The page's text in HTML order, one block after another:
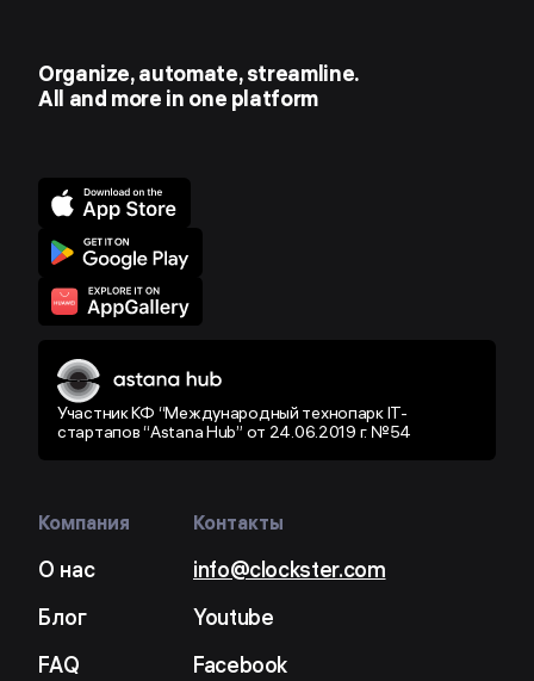
Organize, automate, streamline.
All and more in one platform
Участник КФ “Международный технопарк IT-
стартапов “Astana Hub” от 24.06.2019 г. №54
Компания
О нас
Блог
FAQ
Контакты
info@clockster.com
Youtube
Facebook